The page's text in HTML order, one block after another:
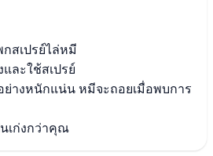
สเปรย์ไล่หมี
ละใช้สเปรย์
างหนักแน่น หมีจะถอยเมื่อพบการ
เก่งกว่าคุณ